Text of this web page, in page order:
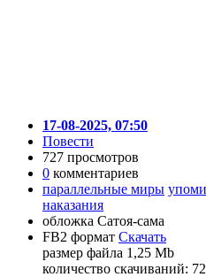
17-08-2025, 07:50
Повести
727 просмотров
0 комментариев
параллельные миры
наказания
обложка Сатоя-сама
FB2 формат Скачать
размер файла 1,25 Mb
количество cкачиваний: 72